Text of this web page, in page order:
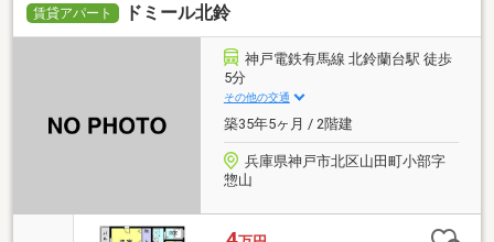
賃貸アパート ドミール北鈴
神戸電鉄有馬線 北鈴蘭台駅 徒歩
5分
その他の交通
築35年5ヶ月 / 2階建
兵庫県神戸市北区山田町小部字
惣山